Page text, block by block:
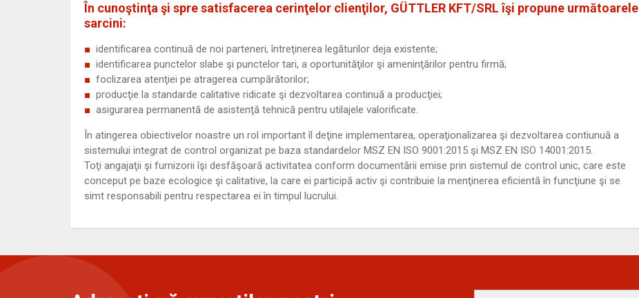
În cunoştinţa şi spre satisfacerea cerinţelor clienţilor, GÜTTLER KFT/SRL îşi propune următoarele
sarcini:
identificarea continuă de noi parteneri, întreţinerea legăturilor deja existente;
identificarea punctelor slabe şi punctelor tari, a oportunităţilor şi ameninţărilor pentru firmă;
foclizarea atenţiei pe atragerea cumpărătorilor;
producţie la standarde calitative ridicate şi dezvoltarea continuă a producţiei;
asigurarea permanentă de asistenţă tehnică pentru utilajele valorificate.
În atingerea obiectivelor noastre un rol important îl deţine implementarea, operaţionalizarea şi dezvoltarea contiunuă a
sistemului integrat de control organizat pe baza standardelor MSZ EN ISO 9001:2015 şi MSZ EN ISO 14001:2015.
Toţi angajaţii şi furnizorii îşi desfăşoară activitatea conform documentării emise prin sistemul de control unic, care este
conceput pe baze ecologice şi calitative, la care ei participă activ şi contribuie la menţinerea eficientă în funcţiune şi se
simt responsabili pentru respectarea ei în timpul lucrului.